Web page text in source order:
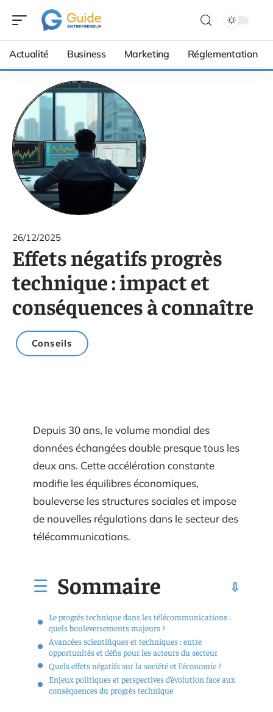
Actualité Business Marketing Réglementation
26/12/2025
Effets négatifs progrès
technique : impact et
conséquences à connaître
Conseils
Depuis 30 ans, le volume mondial des
données échangées double presque tous les
deux ans. Cette accélération constante
modifie les équilibres économiques,
bouleverse les structures sociales et impose
de nouvelles régulations dans le secteur des
télécommunications.
Sommaire
Le progrès technique dans les télécommunications :
quels bouleversements majeurs ?
Avancées scientifiques et techniques : entre
opportunités et défis pour les acteurs du secteur
Quels effets négatifs sur la société et l’économie ?
Enjeux politiques et perspectives d’évolution face aux
conséquences du progrès technique